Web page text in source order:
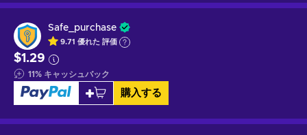
Safe_purchase
9.71 優れた 評価
$1.29
11% キャッシュバック
購入する